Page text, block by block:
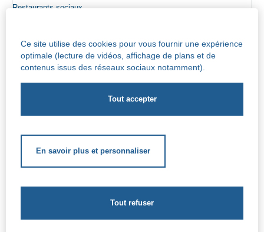
Ce site utilise des cookies pour vous fournir une expérience
optimale (lecture de vidéos, affichage de plans et de
contenus issus des réseaux sociaux notamment).
En savoir plus et personnaliser
Restaurants sociaux
Epicerie sociale
Socio-culturel
Soutien scolaire